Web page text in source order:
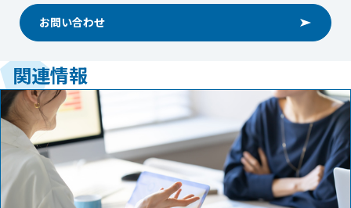
お問い合わせ
関連情報